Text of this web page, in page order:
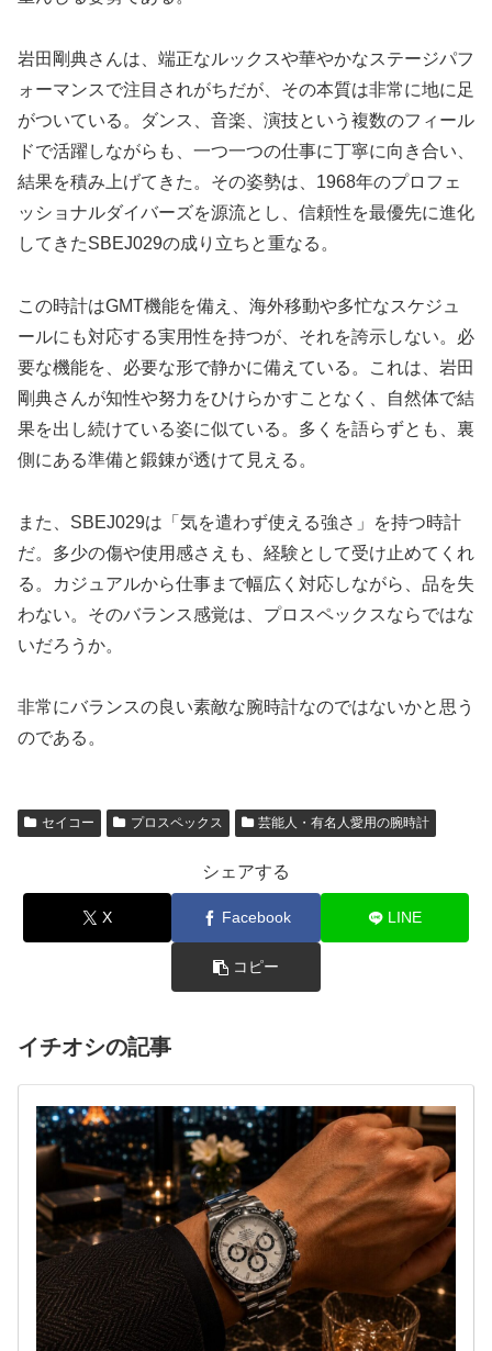
岩田剛典さんは、端正なルックスや華やかなステージパフ
ォーマンスで注目されがちだが、その本質は非常に地に足
がついている。ダンス、音楽、演技という複数のフィール
ドで活躍しながらも、一つ一つの仕事に丁寧に向き合い、
結果を積み上げてきた。その姿勢は、1968年のプロフェ
ッショナルダイバーズを源流とし、信頼性を最優先に進化
してきたSBEJ029の成り立ちと重なる。
この時計はGMT機能を備え、海外移動や多忙なスケジュ
ールにも対応する実用性を持つが、それを誇示しない。必
要な機能を、必要な形で静かに備えている。これは、岩田
剛典さんが知性や努力をひけらかすことなく、自然体で結
果を出し続けている姿に似ている。多くを語らずとも、裏
側にある準備と鍛錬が透けて見える。
また、SBEJ029は「気を遣わず使える強さ」を持つ時計
だ。多少の傷や使用感さえも、経験として受け止めてくれ
る。カジュアルから仕事まで幅広く対応しながら、品を失
わない。そのバランス感覚は、プロスペックスならではな
いだろうか。
非常にバランスの良い素敵な腕時計なのではないかと思う
のである。
セイコー プロスペックス 芸能人・有名人愛用の腕時計
シェアする
X Facebook LINE
コピー
イチオシの記事